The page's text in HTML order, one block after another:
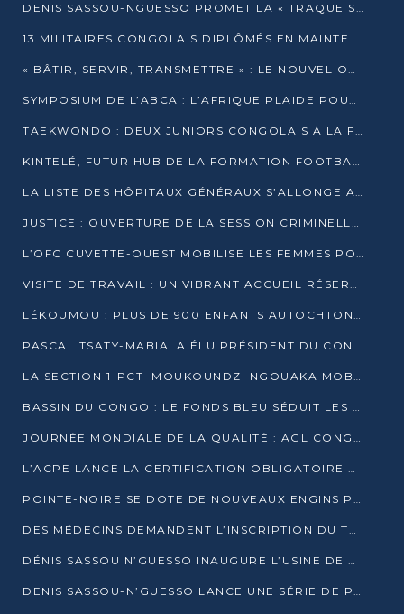
DENIS SASSOU-NGUESSO PROMET LA « TRAQUE SANS RELÂCHE » DU GRAND BANDITISME
13 MILITAIRES CONGOLAIS DIPLÔMÉS EN MAINTENANCE INDUSTRIELLE APRÈS TROIS ANS DE FORMATION À L’UNIVERSITÉ MARIEN-NGOUABI
« BÂTIR, SERVIR, TRANSMETTRE » : LE NOUVEL OUVRAGE QUI INTERPELLE LES COLLECTIVITÉS
SYMPOSIUM DE L’ABCA : L’AFRIQUE PLAIDE POUR UN FINANCEMENT CLIMATIQUE ÉQUITABLE
TAEKWONDO : DEUX JUNIORS CONGOLAIS À LA FINALE D’OPEN SYRIES 2025 À ABIDJAN
KINTELÉ, FUTUR HUB DE LA FORMATION FOOTBALLISTIQUE AFRICAINE ?
LA LISTE DES HÔPITAUX GÉNÉRAUX S’ALLONGE AU CONGO
JUSTICE : OUVERTURE DE LA SESSION CRIMINELLE À BRAZZAVILLE AVEC 52 DOSSIERS AU RÔLE
L’OFC CUVETTE-OUEST MOBILISE LES FEMMES POUR ACCUEILLIR LE PRÉSIDENT DE LA RÉPUBLIQUE
VISITE DE TRAVAIL : UN VIBRANT ACCUEIL RÉSERVÉ À DENIS SASSOU-N’GUESSO PAR L’ASSOCIATION « LES AMIS DE WOMO »
LÉKOUMOU : PLUS DE 900 ENFANTS AUTOCHTONES REÇOIVENT DES KITS SCOLAIRES GRÂCE À L’ESPACE OPOKO
PASCAL TSATY-MABIALA ÉLU PRÉSIDENT DU CONSEIL NATIONAL DE L’UPADS
LA SECTION 1-PCT MOUKOUNDZI NGOUAKA MOBILISE 100 000 FCFA POUR LE 6ᵉ CONGRÈS DU PARTI
BASSIN DU CONGO : LE FONDS BLEU SÉDUIT LES BAILLEURS À BELÉM
JOURNÉE MONDIALE DE LA QUALITÉ : AGL CONGO FORME ET SENSIBILISE LES JEUNES TALENTS
L’ACPE LANCE LA CERTIFICATION OBLIGATOIRE DES CONTRATS DE TRAVAIL DES TRANSPORTEURS
POINTE-NOIRE SE DOTE DE NOUVEAUX ENGINS POUR L’ASSAINISSEMENT ET L’ENTRETIEN ROUTIER
DES MÉDECINS DEMANDENT L’INSCRIPTION DU TRAITEMENT DU PIED-BOT DANS LES CURSUS UNIVERSITAIRES
DÉNIS SASSOU N’GUESSO INAUGURE L’USINE DE VALORISATION DU GAZ ASSOCIÉ
DENIS SASSOU-N’GUESSO LANCE UNE SÉRIE DE PROJETS DANS LE KOUILOU